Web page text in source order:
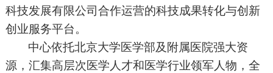
科技发展有限公司合作运营的科技成果转化与创新
创业服务平台。
中心依托北京大学医学部及附属医院强大资
源，汇集高层次医学人才和医学行业领军人物，全